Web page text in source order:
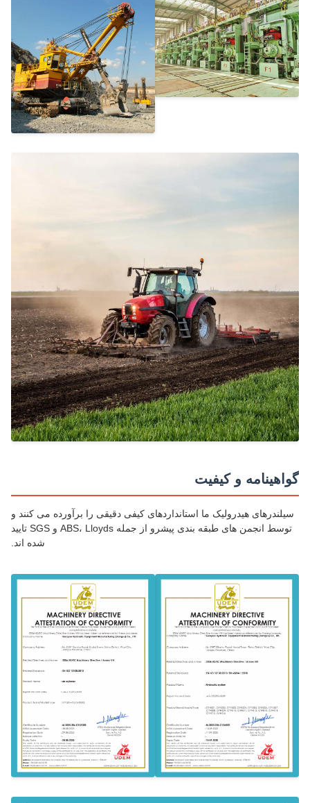
و کیفیت
هیدرولیک ما استانداردهای کیفی دقیقی را برآورده می کنند و
توسط انجمن های طبقه بندی پیشرو از جمله ABS، Lloyds و SGS تایید
شده اند.